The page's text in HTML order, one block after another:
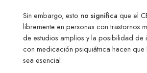
Sin embargo, esto no significa que el
libremente en personas con trastornos
de estudios amplios y la posibilidad de
con medicación psiquiátrica hacen
sea esencial.